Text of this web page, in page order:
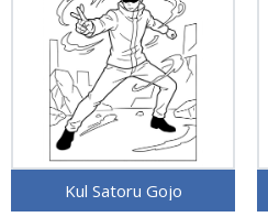
Kul Satoru Gojo